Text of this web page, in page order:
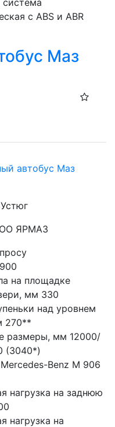
система
с ABS и ABR
Маз
автобус Маз
ЯРМАЗ
на площадке
мм 330
над уровнем
270**
размеры, мм 12000/
(3040*)
Benz M 906
нагрузка на заднюю
нагрузка на